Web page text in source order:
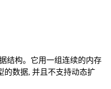
结构。它用一组连续的内存
的数据, 并且不支持动态扩